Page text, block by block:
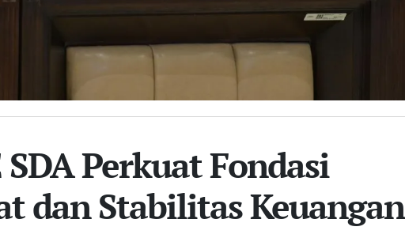
Perkuat Fondasi
dan Stabilitas Keuangan